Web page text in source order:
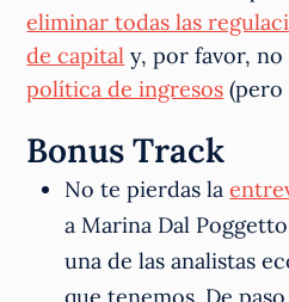
eliminar todas las
de capital y, por favor, no
política de ingresos (pero
Bonus Track
No te pierdas la
a Marina Dal
una de las analistas